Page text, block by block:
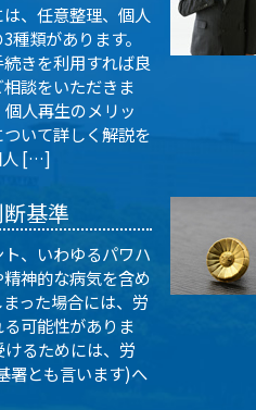
、任意整理、個人
種類があります。
きを利用すれば良
談をいただきま
個人再生のメリッ
いて詳しく解説を
人 […]
基準
、いわゆるパワハ
神的な病気を含め
った場合には、労
可能性がありま
けるためには、労
署とも言います)へ